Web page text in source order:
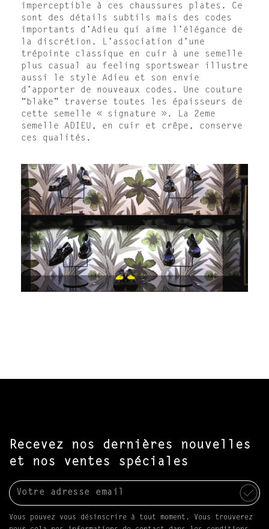
imperceptible à ces chaussures plates. Ce
sont des détails subtils mais des codes
importants d’Adieu qui aime l’élégance de
la discrétion. L’association d’une
trépointe classique en cuir à une semelle
plus casual au feeling sportswear illustre
aussi le style Adieu et son envie
d’apporter de nouveaux codes. Une couture
“blake” traverse toutes les épaisseurs de
cette semelle « signature ». La 2eme
semelle ADIEU, en cuir et crêpe, conserve
ces qualités.
Recevez nos dernières nouvelles
et nos ventes spéciales
Vous pouvez vous désinscrire à tout moment. Vous trouverez